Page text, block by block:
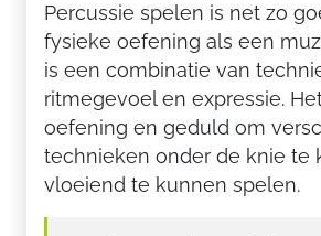
Percussie spelen is net zo
fysieke oefening als een
is een combinatie van
ritmegevoel en expressie.
oefening en geduld om
technieken onder de knie te
vloeiend te kunnen spelen.